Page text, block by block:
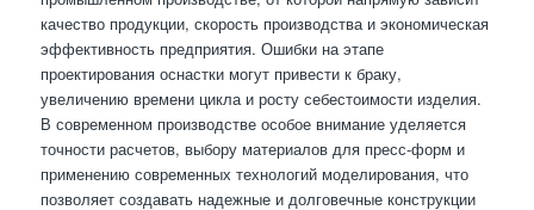
качество продукции, скорость производства и экономическая
эффективность предприятия. Ошибки на этапе
проектирования оснастки могут привести к браку,
увеличению времени цикла и росту себестоимости изделия.
В современном производстве особое внимание уделяется
точности расчетов, выбору материалов для пресс-форм и
применению современных технологий моделирования, что
позволяет создавать надежные и долговечные конструкции